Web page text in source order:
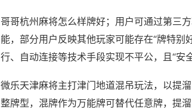
哥哥杭州麻将怎么样牌好；用户可通过第三
能，部分用户反映其他玩家可能存在“牌特别
行、自动连接等技术手段实现不平公，且“安全
微乐天津麻将主打津门地道混吊玩法，以提
整牌型，混牌作为万能牌可替代任意牌，提